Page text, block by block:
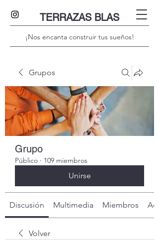
TERRAZAS BLAS
¡Nos encanta construir tus sueños!
Grupos
Grupo
Público · 109 miembros
Unirse
Discusión Multimedia Miembros
Volver